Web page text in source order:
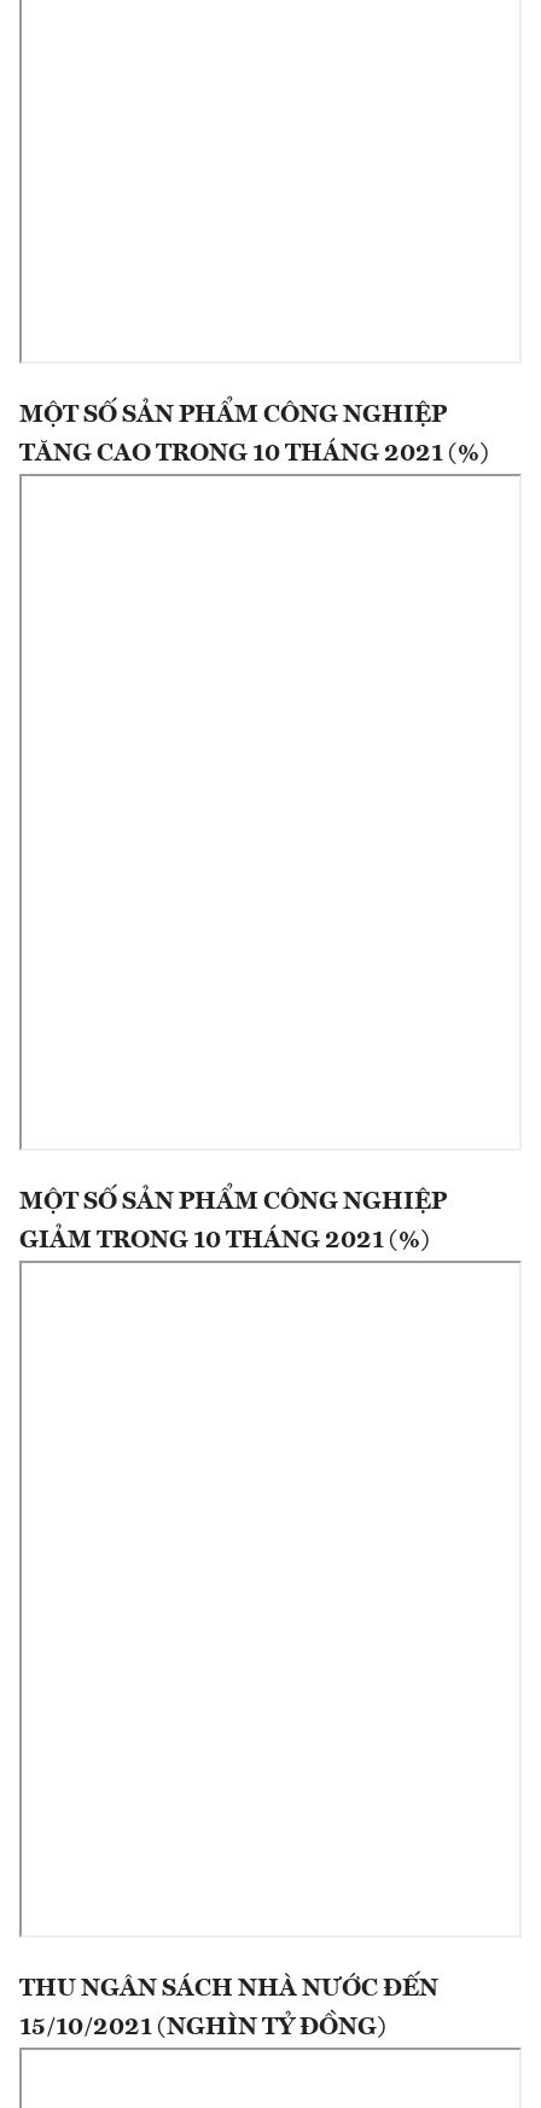
MỘT SỐ SẢN PHẨM CÔNG NGHIỆP
TĂNG CAO TRONG 10 THÁNG 2021 (%)
MỘT SỐ SẢN PHẨM CÔNG NGHIỆP
GIẢM TRONG 10 THÁNG 2021 (%)
THU NGÂN SÁCH NHÀ NƯỚC ĐẾN
15/10/2021 (NGHÌN TỶ ĐỒNG)